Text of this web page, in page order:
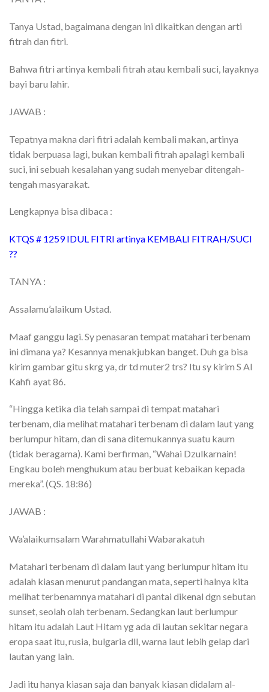
Tanya Ustad, bagaimana dengan ini dikaitkan dengan arti
fitrah dan fitri.
Bahwa fitri artinya kembali fitrah atau kembali suci, layaknya
bayi baru lahir.
JAWAB :
Tepatnya makna dari fitri adalah kembali makan, artinya
tidak berpuasa lagi, bukan kembali fitrah apalagi kembali
suci, ini sebuah kesalahan yang sudah menyebar ditengah-
tengah masyarakat.
Lengkapnya bisa dibaca :
KTQS # 1259 IDUL FITRI artinya KEMBALI FITRAH/SUCI
??
TANYA :
Assalamu’alaikum Ustad.
Maaf ganggu lagi. Sy penasaran tempat matahari terbenam
ini dimana ya? Kesannya menakjubkan banget. Duh ga bisa
kirim gambar gitu skrg ya, dr td muter2 trs? Itu sy kirim S Al
Kahfi ayat 86.
“Hingga ketika dia telah sampai di tempat matahari
terbenam, dia melihat matahari terbenam di dalam laut yang
berlumpur hitam, dan di sana ditemukannya suatu kaum
(tidak beragama). Kami berfirman, “Wahai Dzulkarnain!
Engkau boleh menghukum atau berbuat kebaikan kepada
mereka”. (QS. 18:86)
JAWAB :
Wa’alaikumsalam Warahmatullahi Wabarakatuh
Matahari terbenam di dalam laut yang berlumpur hitam itu
adalah kiasan menurut pandangan mata, seperti halnya kita
melihat terbenamnya matahari di pantai dikenal dgn sebutan
sunset, seolah olah terbenam. Sedangkan laut berlumpur
hitam itu adalah Laut Hitam yg ada di lautan sekitar negara
eropa saat itu, rusia, bulgaria dll, warna laut lebih gelap dari
lautan yang lain.
Jadi itu hanya kiasan saja dan banyak kiasan didalam al-